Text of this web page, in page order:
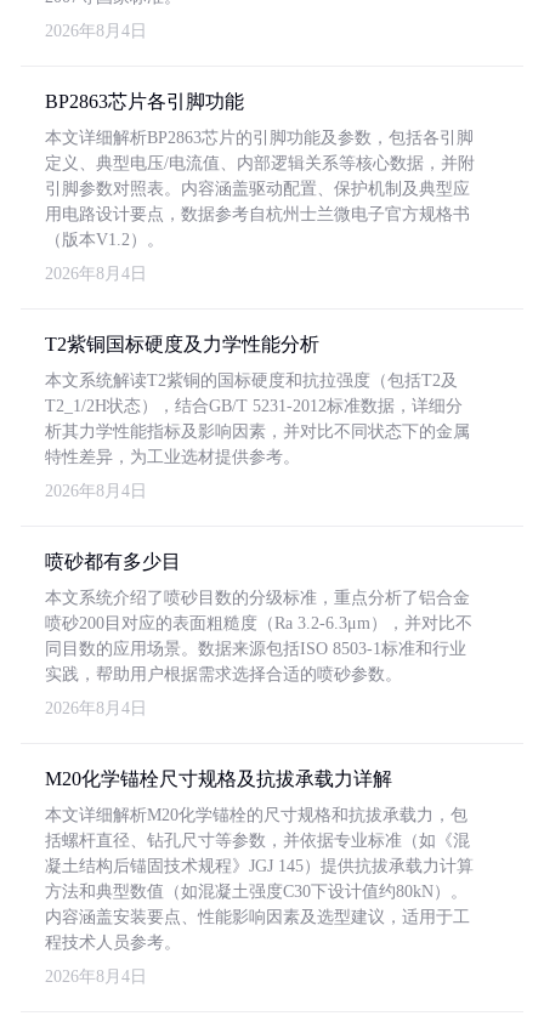
2026年8月4日
BP2863芯片各引脚功能
本文详细解析BP2863芯片的引脚功能及参数，包括各引脚
定义、典型电压/电流值、内部逻辑关系等核心数据，并附
引脚参数对照表。内容涵盖驱动配置、保护机制及典型应
用电路设计要点，数据参考自杭州士兰微电子官方规格书
（版本V1.2）。
2026年8月4日
T2紫铜国标硬度及力学性能分析
本文系统解读T2紫铜的国标硬度和抗拉强度（包括T2及
T2_1/2H状态），结合GB/T 5231-2012标准数据，详细分
析其力学性能指标及影响因素，并对比不同状态下的金属
特性差异，为工业选材提供参考。
2026年8月4日
喷砂都有多少目
本文系统介绍了喷砂目数的分级标准，重点分析了铝合金
喷砂200目对应的表面粗糙度（Ra 3.2-6.3μm），并对比不
同目数的应用场景。数据来源包括ISO 8503-1标准和行业
实践，帮助用户根据需求选择合适的喷砂参数。
2026年8月4日
M20化学锚栓尺寸规格及抗拔承载力详解
本文详细解析M20化学锚栓的尺寸规格和抗拔承载力，包
括螺杆直径、钻孔尺寸等参数，并依据专业标准（如《混
凝土结构后锚固技术规程》JGJ 145）提供抗拔承载力计算
方法和典型数值（如混凝土强度C30下设计值约80kN）。
内容涵盖安装要点、性能影响因素及选型建议，适用于工
程技术人员参考。
2026年8月4日